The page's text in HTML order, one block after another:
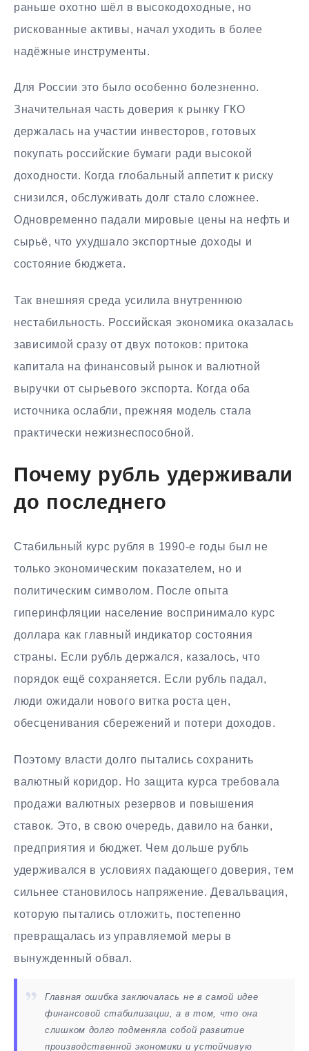
раньше охотно шёл в высокодоходные, но
рискованные активы, начал уходить в более
надёжные инструменты.
Для России это было особенно болезненно.
Значительная часть доверия к рынку ГКО
держалась на участии инвесторов, готовых
покупать российские бумаги ради высокой
доходности. Когда глобальный аппетит к риску
снизился, обслуживать долг стало сложнее.
Одновременно падали мировые цены на нефть и
сырьё, что ухудшало экспортные доходы и
состояние бюджета.
Так внешняя среда усилила внутреннюю
нестабильность. Российская экономика оказалась
зависимой сразу от двух потоков: притока
капитала на финансовый рынок и валютной
выручки от сырьевого экспорта. Когда оба
источника ослабли, прежняя модель стала
практически нежизнеспособной.
Почему рубль удерживали
до последнего
Стабильный курс рубля в 1990-е годы был не
только экономическим показателем, но и
политическим символом. После опыта
гиперинфляции население воспринимало курс
доллара как главный индикатор состояния
страны. Если рубль держался, казалось, что
порядок ещё сохраняется. Если рубль падал,
люди ожидали нового витка роста цен,
обесценивания сбережений и потери доходов.
Поэтому власти долго пытались сохранить
валютный коридор. Но защита курса требовала
продажи валютных резервов и повышения
ставок. Это, в свою очередь, давило на банки,
предприятия и бюджет. Чем дольше рубль
удерживался в условиях падающего доверия, тем
сильнее становилось напряжение. Девальвация,
которую пытались отложить, постепенно
превращалась из управляемой меры в
вынужденный обвал.
Главная ошибка заключалась не в самой идее
финансовой стабилизации, а в том, что она
слишком долго подменяла собой развитие
производственной экономики и устойчивую